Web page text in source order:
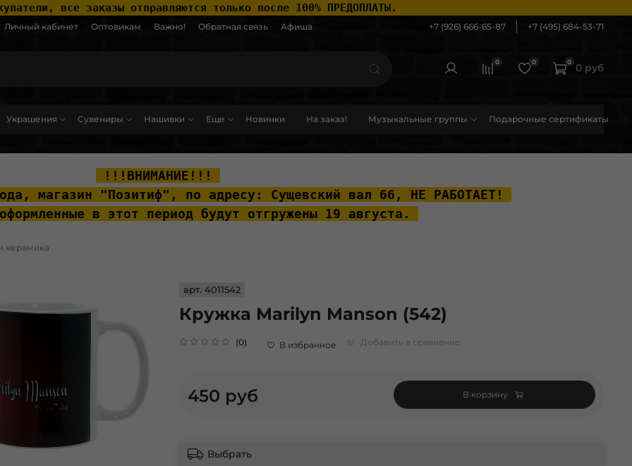
все заказы отправляются только после 100% ПРЕДОПЛАТЫ.
Личный кабинет Оптовикам Важно! Обратная связь Афиша +7 (926) 666-65-87 +7 (495) 684-53-71
0 0 0
0 руб
Украшения Сувениры Нашивки Еще Новинки На заказ! Музыкальные группы Подарочные сертификаты
!!!ВНИМАНИЕ!!!
магазин "Позитиф", по адресу: Сущевский вал 66, НЕ РАБОТАЕТ!
в этот период будут отгружены 19 августа.
керамика
арт. 4011542
Кружка Marilyn Manson (542)
(0) В избранное Добавить в сравнение
450 руб В корзину
Выбрать